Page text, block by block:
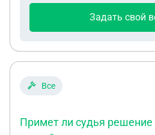
Задать свой
Все
Примет ли судья решение